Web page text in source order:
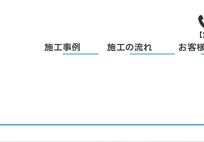
施工事例
施工の流れ お客